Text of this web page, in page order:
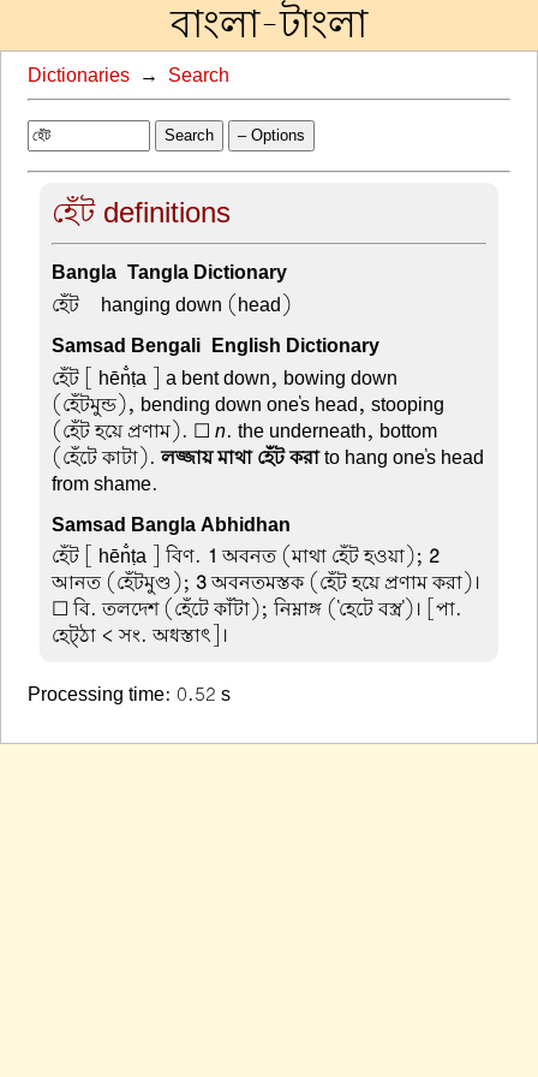
বাংলা-টাংলা
Dictionaries → Search
Search – Options
হেঁট definitions
Bangla-Tangla Dictionary
হেঁট – hanging down (head)
Samsad Bengali-English Dictionary
হেঁট [ hēn̐ṭa ] a bent down, bowing down
(হেঁটমুন্ড), bending down one's head, stooping
(হেঁট হয়ে প্রণাম). ☐n. the underneath, bottom
(হেঁটে কাটা).লজ্জায় মাথা হেঁট করাto hang one's head
from shame.
Samsad Bangla Abhidhan
হেঁট [ hēn̐ṭa ] বিণ. 1 অবনত (মাথা হেঁট হওয়া); 2
আনত (হেঁটমুণ্ড); 3অবনতমস্তক (হেঁট হয়ে প্রণাম করা)।
☐ বি. তলদেশ (হেঁটে কাঁটা); নিম্নাঙ্গ ('হেটে বস্ত্র')। [পা.
হেট্ঠা < সং. অধস্তাৎ]।
Processing time: 0.52 s